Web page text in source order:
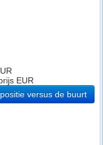
EUR
versus de buurt